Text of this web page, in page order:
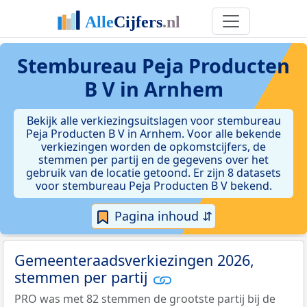
Stembureau Peja Producten
B V in Arnhem
Bekijk alle verkiezingsuitslagen voor stembureau
Peja Producten B V in Arnhem. Voor alle bekende
verkiezingen worden de opkomstcijfers, de
stemmen per partij en de gegevens over het
gebruik van de locatie getoond. Er zijn 8 datasets
voor stembureau Peja Producten B V bekend.
Pagina inhoud ⇵
Gemeenteraadsverkiezingen 2026,
stemmen per partij
PRO was met 82 stemmen de grootste partij bij de